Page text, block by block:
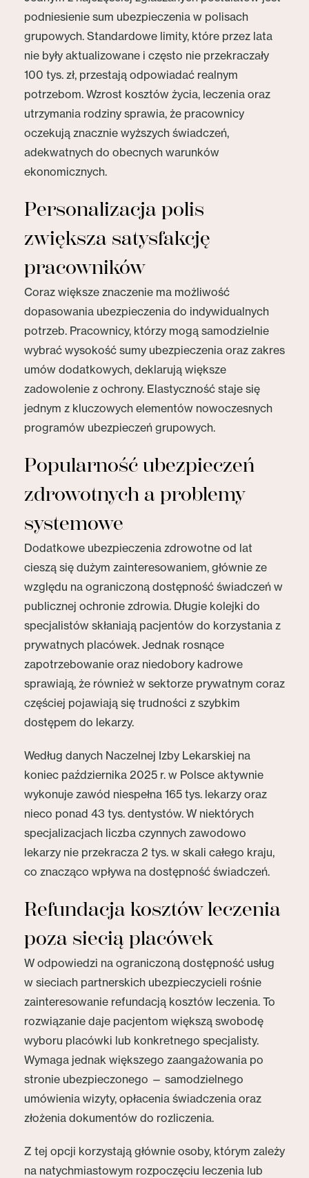
podniesienie sum ubezpieczenia w polisach
grupowych. Standardowe limity, które przez lata
nie były aktualizowane i często nie przekraczały
100 tys. zł, przestają odpowiadać realnym
potrzebom. Wzrost kosztów życia, leczenia oraz
utrzymania rodziny sprawia, że pracownicy
oczekują znacznie wyższych świadczeń,
adekwatnych do obecnych warunków
ekonomicznych.
Personalizacja polis
zwiększa satysfakcję
pracowników
Coraz większe znaczenie ma możliwość
dopasowania ubezpieczenia do indywidualnych
potrzeb. Pracownicy, którzy mogą samodzielnie
wybrać wysokość sumy ubezpieczenia oraz zakres
umów dodatkowych, deklarują większe
zadowolenie z ochrony. Elastyczność staje się
jednym z kluczowych elementów nowoczesnych
programów ubezpieczeń grupowych.
Popularność ubezpieczeń
zdrowotnych a problemy
systemowe
Dodatkowe ubezpieczenia zdrowotne od lat
cieszą się dużym zainteresowaniem, głównie ze
względu na ograniczoną dostępność świadczeń w
publicznej ochronie zdrowia. Długie kolejki do
specjalistów skłaniają pacjentów do korzystania z
prywatnych placówek. Jednak rosnące
zapotrzebowanie oraz niedobory kadrowe
sprawiają, że również w sektorze prywatnym coraz
częściej pojawiają się trudności z szybkim
dostępem do lekarzy.
Według danych Naczelnej Izby Lekarskiej na
koniec października 2025 r. w Polsce aktywnie
wykonuje zawód niespełna 165 tys. lekarzy oraz
nieco ponad 43 tys. dentystów. W niektórych
specjalizacjach liczba czynnych zawodowo
lekarzy nie przekracza 2 tys. w skali całego kraju,
co znacząco wpływa na dostępność świadczeń.
Refundacja kosztów leczenia
poza siecią placówek
W odpowiedzi na ograniczoną dostępność usług
w sieciach partnerskich ubezpieczycieli rośnie
zainteresowanie refundacją kosztów leczenia. To
rozwiązanie daje pacjentom większą swobodę
wyboru placówki lub konkretnego specjalisty.
Wymaga jednak większego zaangażowania po
stronie ubezpieczonego — samodzielnego
umówienia wizyty, opłacenia świadczenia oraz
złożenia dokumentów do rozliczenia.
Z tej opcji korzystają głównie osoby, którym zależy
na natychmiastowym rozpoczęciu leczenia lub